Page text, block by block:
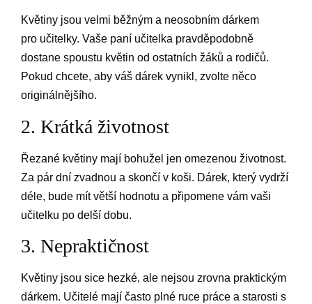
Květiny jsou velmi běžným a neosobním dárkem
pro učitelky. Vaše paní učitelka pravděpodobně
dostane spoustu květin od ostatních žáků a rodičů.
Pokud chcete, aby váš dárek vynikl, zvolte něco
originálnějšího.
2. Krátká životnost
Řezané květiny mají bohužel jen omezenou životnost.
Za pár dní zvadnou a skončí v koši. Dárek, který vydrží
déle, bude mít větší hodnotu a připomene vám vaši
učitelku po delší dobu.
3. Nepraktičnost
Květiny jsou sice hezké, ale nejsou zrovna praktickým
dárkem. Učitelé mají často plné ruce práce a starosti s